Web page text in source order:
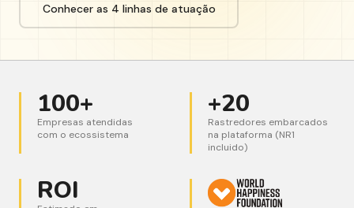
Conhecer as 4 linhas de atuação
100+
Empresas atendidas
com o ecossistema
+20
Rastredores embarcados
na plataforma (NR1
incluido)
ROI